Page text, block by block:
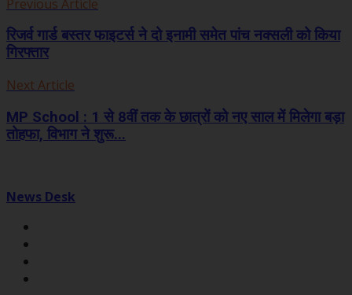
Previous Article
रिजर्व गार्ड बस्तर फाइटर्स ने दो इनामी समेत पांच नक्सली को किया
गिरफ्तार
Next Article
MP School : 1 से 8वीं तक के छात्रों को नए साल में मिलेगा बड़ा
तोहफा, विभाग ने शुरू...
News Desk